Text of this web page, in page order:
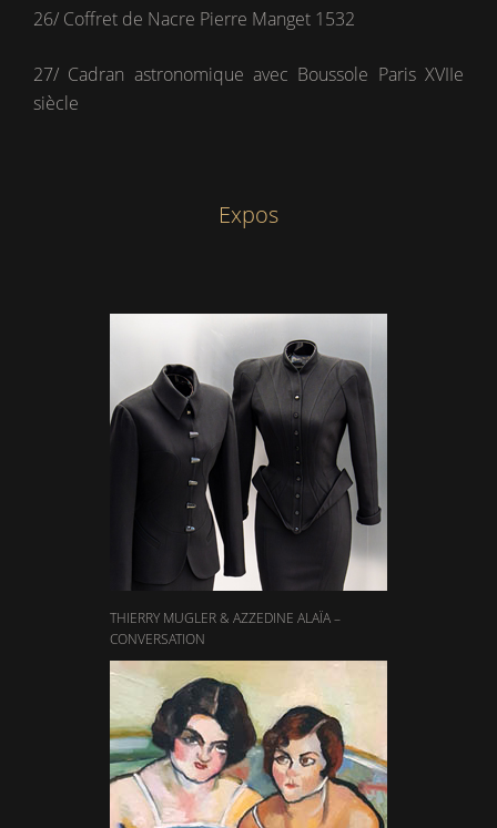
26/ Coffret de Nacre Pierre Manget 1532
27/ Cadran astronomique avec Boussole Paris XVIIe
siècle
Expos
THIERRY MUGLER & AZZEDINE ALAÏA –
CONVERSATION